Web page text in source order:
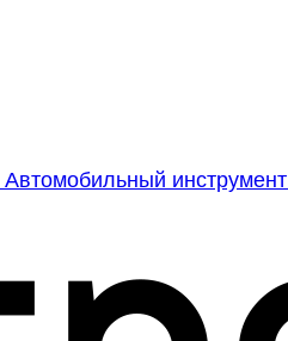
Автомобильный инструмент